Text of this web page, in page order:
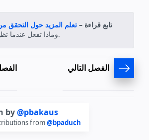
تابع قراءة – تعلم المزيد حول التحقق
وماذا تفعل عندما تظهر أخطاء.
الفصل التالي
by@pbakaus
from@bpaduch